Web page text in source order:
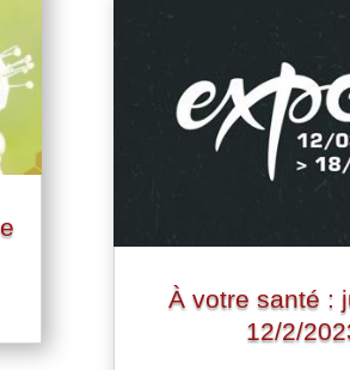
À votre santé :
12/2/